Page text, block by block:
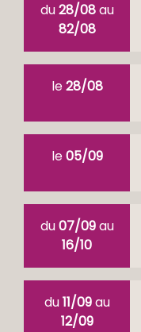
du28/08au
82/08
le28/08
le05/09
du07/09au
16/10
du11/09au
12/09